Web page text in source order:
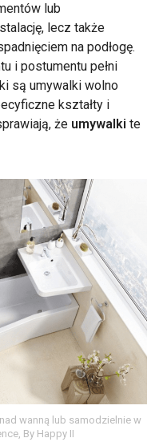
lub
lecz także
na podłogę.
i postumentu pełni
są umywalki wolno
kształty i
że umywalki te
wanną lub samodzielnie w
By Happy II